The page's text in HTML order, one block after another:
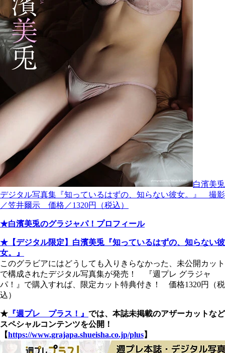
白濱美兎
デジタル写真集『知っているはずの、知らない彼女。』 撮影
／笠井爾示 価格／1320円（税込）
★白濱美兎のグラジャパ！プロフィール
★【デジタル限定】白濱美兎『知っているはずの、知らない彼
女。』
このグラビアにはどうしても入りきらなかった、未公開カット
で構成されたデジタル写真集が発売！ 『週プレ グラジャ
パ！』で購入すれば、限定カット特典付き！ 価格1320円（税
込）
★ 『週プレ プラス！』 では、本誌未掲載のアザーカットなど
スペシャルコンテンツを公開！
【https://www.grajapa.shueisha.co.jp/plus】